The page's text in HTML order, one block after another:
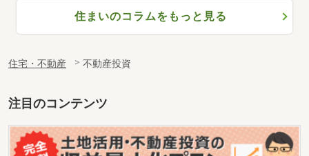
住まいのコラムをもっと見る
住宅・不動産 不動産投資
注目のコンテンツ